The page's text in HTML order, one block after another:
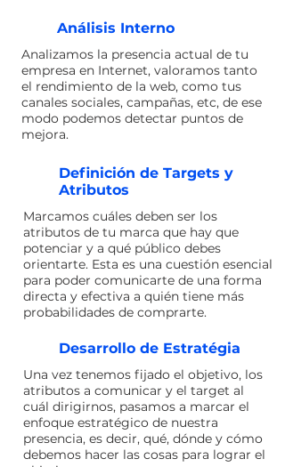
Análisis Interno
Analizamos la presencia actual de tu
empresa en Internet, valoramos tanto
el rendimiento de la web, como tus
canales sociales, campañas, etc, de ese
modo podemos detectar puntos de
mejora.
Definición de Targets y
Atributos
Marcamos cuáles deben ser los
atributos de tu marca que hay que
potenciar y a qué público debes
orientarte. Esta es una cuestión esencial
para poder comunicarte de una forma
directa y efectiva a quién tiene más
probabilidades de comprarte.
Desarrollo de Estratégia
Una vez tenemos fijado el objetivo, los
atributos a comunicar y el target al
cuál dirigirnos, pasamos a marcar el
enfoque estratégico de nuestra
presencia, es decir, qué, dónde y cómo
debemos hacer las cosas para lograr el